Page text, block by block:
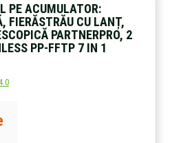
PE ACUMULATOR:
FIERĂSTRĂU CU LANȚ,
PARTNERPRO, 2
PP-FFTP 7 IN 1